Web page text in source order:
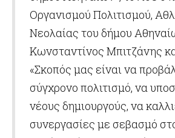
Οργανισμού Πολιτισμού,
Νεολαίας του δήμου
Κωνσταντίνος Μπιτζάνης
«Σκοπός μας είναι να
σύγχρονο πολιτισμό, να
νέους δημιουργούς, να
συνεργασίες με σεβασμό